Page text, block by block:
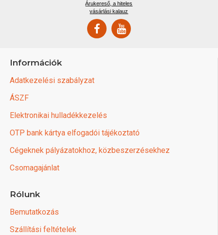
Árukereső, a hiteles
vásárlási kalauz
Információk
Adatkezelési szabályzat
ÁSZF
Elektronikai hulladékkezelés
OTP bank kártya elfogadói tájékoztató
Cégeknek pályázatokhoz, közbeszerzésekhez
Csomagajánlat
Rólunk
Bemutatkozás
Szállítási feltételek